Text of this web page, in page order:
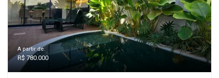
A partir de:
R$ 780.000